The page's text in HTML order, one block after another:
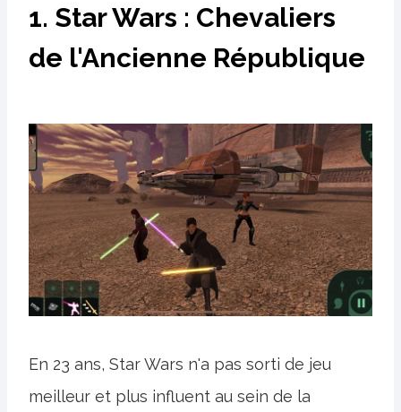
1. Star Wars : Chevaliers
de l'Ancienne République
En 23 ans, Star Wars n'a pas sorti de jeu
meilleur et plus influent au sein de la